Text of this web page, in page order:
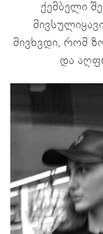
ქემბელი
მივხვდი, რომ
და